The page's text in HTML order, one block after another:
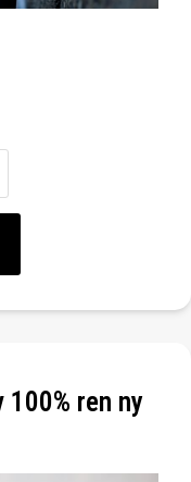
100% ren ny